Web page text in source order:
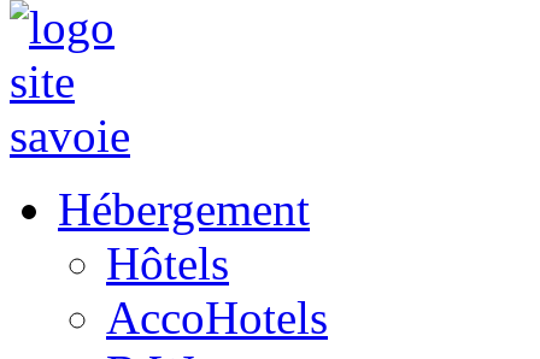
Hébergement
Hôtels
AccoHotels